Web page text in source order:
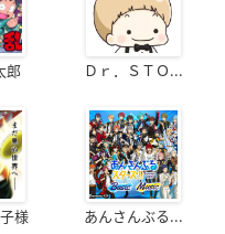
郎 Ｄｒ．ＳＴＯ...
様 あんさんぶる...